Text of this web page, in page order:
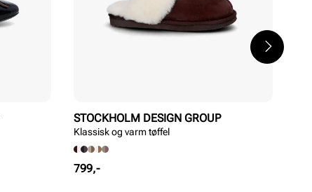
STOCKHOLM DESIGN GROUP
Klassisk og varm tøffel
Pris
799,-